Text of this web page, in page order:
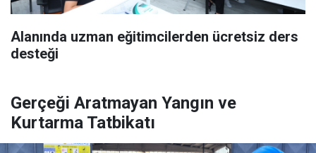
Alanında uzman eğitimcilerden ücretsiz ders
desteği
Gerçeği Aratmayan Yangın ve
Kurtarma Tatbikatı